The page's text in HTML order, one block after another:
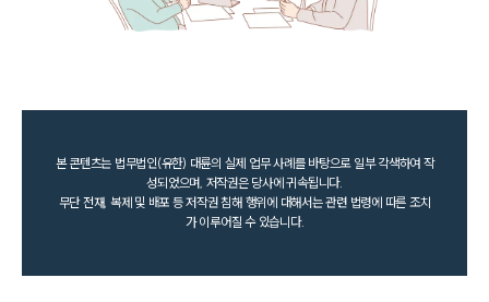
본 콘텐츠는 법무법인(유한) 대륜의 실제 업무 사례를 바탕으로 일부 각색하여 작
성되었으며, 저작권은 당사에 귀속됩니다.
무단 전재, 복제 및 배포 등 저작권 침해 행위에 대해서는 관련 법령에 따른 조치
가 이루어질 수 있습니다.